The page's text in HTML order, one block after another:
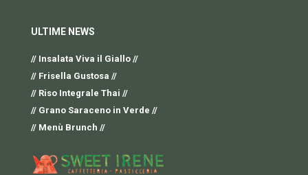
ULTIME NEWS
// Insalata Viva il Giallo //
// Frisella Gustosa //
// Riso Integrale Thai //
// Grano Saraceno in Verde //
// Menù Brunch //